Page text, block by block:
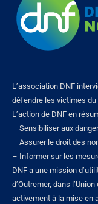
L’association DNF
défendre les victimes
L’action de DNF en
– Sensibiliser aux
– Assurer le droit des
– Informer sur les
DNF a une mission
d’Outremer, dans
activement à la mise en